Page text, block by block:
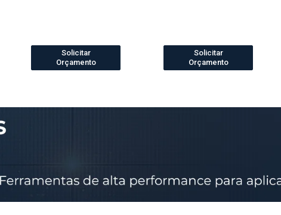
Solicitar
Orçamento
Solicitar
Orçamento